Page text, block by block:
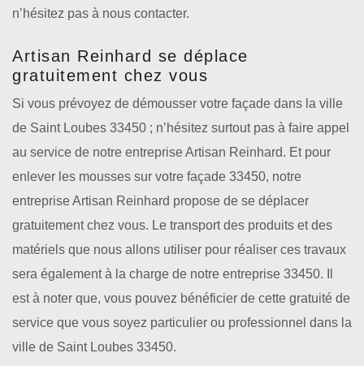
n’hésitez pas à nous contacter.
Artisan Reinhard se déplace
gratuitement chez vous
Si vous prévoyez de démousser votre façade dans la ville
de Saint Loubes 33450 ; n’hésitez surtout pas à faire appel
au service de notre entreprise Artisan Reinhard. Et pour
enlever les mousses sur votre façade 33450, notre
entreprise Artisan Reinhard propose de se déplacer
gratuitement chez vous. Le transport des produits et des
matériels que nous allons utiliser pour réaliser ces travaux
sera également à la charge de notre entreprise 33450. Il
est à noter que, vous pouvez bénéficier de cette gratuité de
service que vous soyez particulier ou professionnel dans la
ville de Saint Loubes 33450.